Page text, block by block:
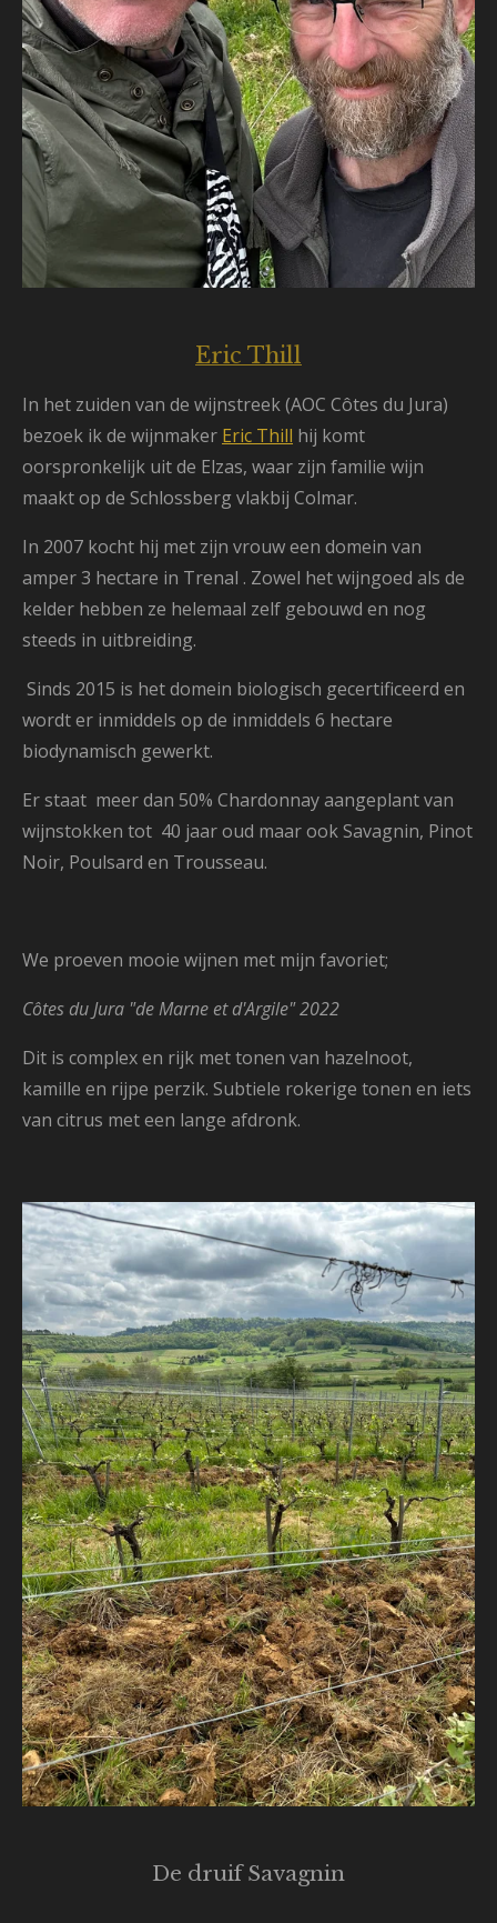
Eric Thill
In het zuiden van de wijnstreek (AOC Côtes du Jura)
bezoek ik de wijnmaker Eric Thill hij komt
oorspronkelijk uit de Elzas, waar zijn familie wijn
maakt op de Schlossberg vlakbij Colmar.
In 2007 kocht hij met zijn vrouw een domein van
amper 3 hectare in Trenal . Zowel het wijngoed als de
kelder hebben ze helemaal zelf gebouwd en nog
steeds in uitbreiding.
Sinds 2015 is het domein biologisch gecertificeerd en
wordt er inmiddels op de inmiddels 6 hectare
biodynamisch gewerkt.
Er staat meer dan 50% Chardonnay aangeplant van
wijnstokken tot 40 jaar oud maar ook Savagnin, Pinot
Noir, Poulsard en Trousseau.
We proeven mooie wijnen met mijn favoriet;
Côtes du Jura "de Marne et d'Argile" 2022
Dit is complex en rijk met tonen van hazelnoot,
kamille en rijpe perzik. Subtiele rokerige tonen en iets
van citrus met een lange afdronk.
De druif Savagnin